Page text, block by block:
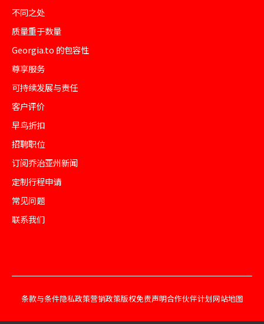
不同之处
质量重于数量
Georgia.to 的包容性
尊享服务
可持续发展与责任
客户评价
早鸟折扣
招聘职位
订阅乔治亚州新闻
定制行程申请
常见问题
联系我们
条款与条件隐私政策营销政策版权免责声明合作伙伴计划网站地图